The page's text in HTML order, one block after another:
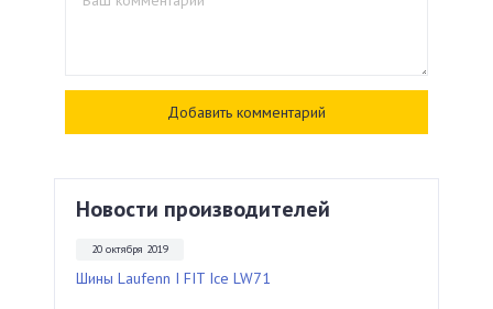
Новости производителей
20 октября 2019
Шины Laufenn I FIT Ice LW71